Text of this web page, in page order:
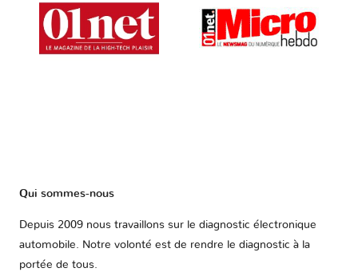
Qui sommes-nous
Depuis 2009 nous travaillons sur le diagnostic électronique
automobile. Notre volonté est de rendre le diagnostic à la
portée de tous.